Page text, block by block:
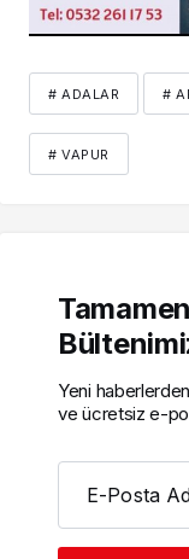
# ADALAR #
# VAPUR
Yeni
ve ücretsiz e-
E-Posta